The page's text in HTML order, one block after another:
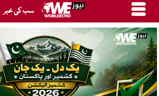
سب کی خبر